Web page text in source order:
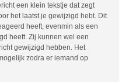
een klein tekstje dat zegt
het laatst je gewijzigd hebt. Dit
heeft, evenmin als een
heeft. Zij kunnen wel een
gewijzigd hebben. Het
zodra er iemand op